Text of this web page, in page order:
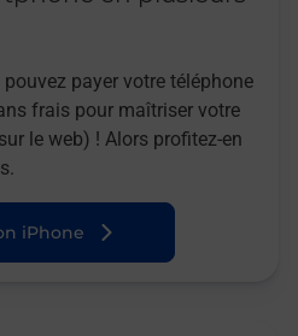
payer votre téléphone
frais pour maîtriser votre
le web) ! Alors profitez-en
iPhone